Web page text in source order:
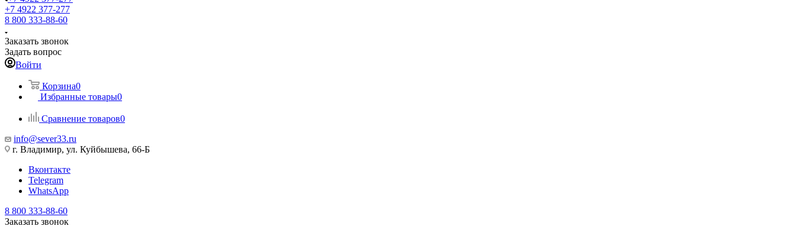
+7 4922 377-277
8 800 333-88-60
Заказать звонок
Задать вопрос
Войти
Корзина0
Избранные товары0
Сравнение товаров0
info@sever33.ru
г. Владимир, ул. Куйбышева, 66-Б
Вконтакте
Telegram
WhatsApp
8 800 333-88-60
Заказать звонок